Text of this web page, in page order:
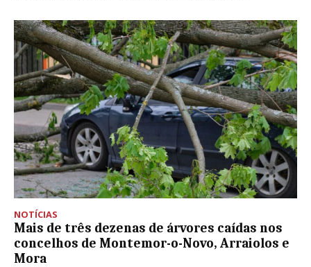
NOTÍCIAS
Mais de três dezenas de árvores caídas nos
concelhos de Montemor-o-Novo, Arraiolos e
Mora